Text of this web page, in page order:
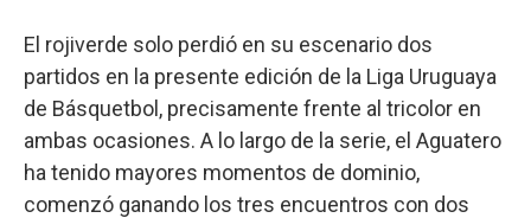
El rojiverde solo perdió en su escenario dos
partidos en la presente edición de la Liga Uruguaya
de Básquetbol, precisamente frente al tricolor en
ambas ocasiones. A lo largo de la serie, el Aguatero
ha tenido mayores momentos de dominio,
comenzó ganando los tres encuentros con dos